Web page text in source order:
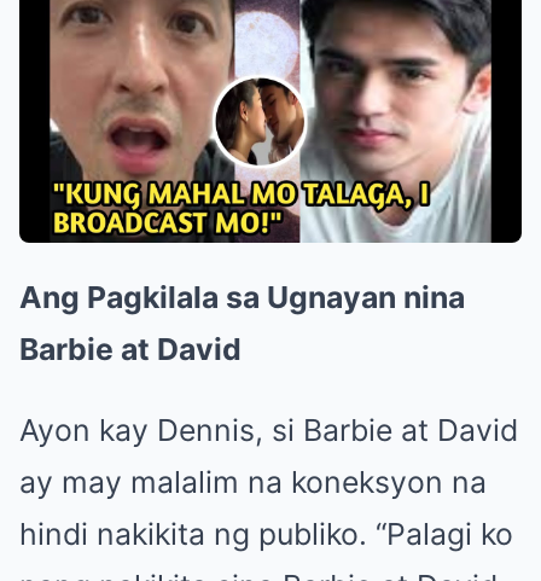
Ang Pagkilala sa Ugnayan nina
Barbie at David
Ayon kay Dennis, si Barbie at David
ay may malalim na koneksyon na
hindi nakikita ng publiko. “Palagi ko